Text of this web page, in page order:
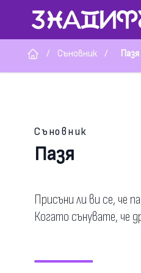
/ Съновник / Пазя
Съновник
Пазя
Присъни ли ви се, че
Когато сънувате, че